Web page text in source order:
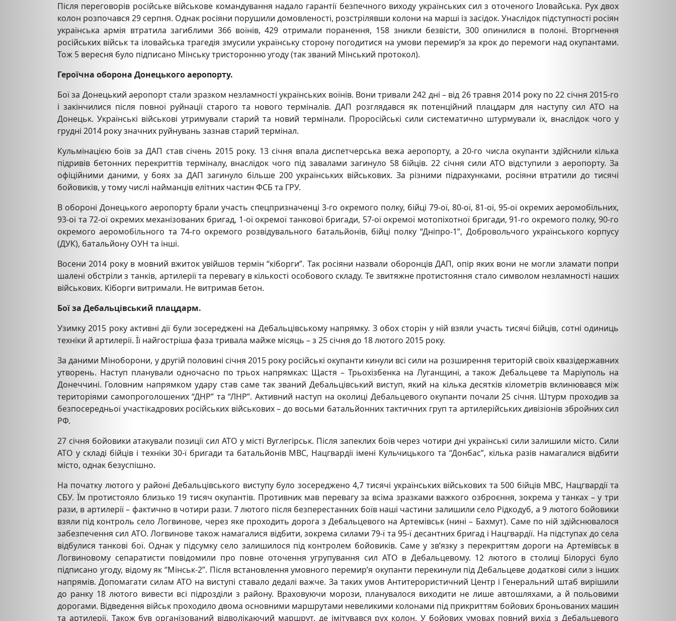
Після переговорів російське військове командування надало гарантії безпечного виходу українських сил з оточеного Іловайська. Рух двох
колон розпочався 29 серпня. Однак росіяни порушили домовленості, розстрілявши колони на марші із засідок. Унаслідок підступності росіян
українська армія втратила загиблими 366 воїнів, 429 отримали поранення, 158 зникли безвісти, 300 опинилися в полоні. Вторгнення
російських військ та іловайська трагедія змусили українську сторону погодитися на умови перемир’я за крок до перемоги над окупантами.
Тож 5 вересня було підписано Мінську тристоронню угоду (так званий Мінський протокол).
Героїчна оборона Донецького аеропорту.
Бої за Донецький аеропорт стали зразком незламності українських воїнів. Вони тривали 242 дні – від 26 травня 2014 року по 22 січня 2015-го
і закінчилися після повної руйнації старого та нового терміналів. ДАП розглядався як потенційний плацдарм для наступу сил АТО на
Донецьк. Українські військові утримували старий та новий термінали. Проросійські сили систематично штурмували їх, внаслідок чого у
грудні 2014 року значних руйнувань зазнав старий термінал.
Кульмінацією боїв за ДАП став січень 2015 року. 13 січня впала диспетчерська вежа аеропорту, а 20-го числа окупанти здійснили кілька
підривів бетонних перекриттів терміналу, внаслідок чого під завалами загинуло 58 бійців. 22 січня сили АТО відступили з аеропорту. За
офіційними даними, у боях за ДАП загинуло більше 200 українських військових. За різними підрахунками, росіяни втратили до тисячі
бойовиків, у тому числі найманців елітних частин ФСБ та ГРУ.
В обороні Донецького аеропорту брали участь спецпризначенці 3-го окремого полку, бійці 79-ої, 80-ої, 81-ої, 95-ої окремих аеромобільних,
93-ої та 72-ої окремих механізованих бригад, 1-ої окремої танкової бригади, 57-ої окремої мотопіхотної бригади, 91-го окремого полку, 90-го
окремого аеромобільного та 74-го окремого розвідувального батальйонів, бійці полку “Дніпро-1”, Добровольчого українського корпусу
(ДУК), батальйону ОУН та інші.
Восени 2014 року в мовний вжиток увійшов термін “кіборги”. Так росіяни назвали оборонців ДАП, опір яких вони не могли зламати попри
шалені обстріли з танків, артилерії та перевагу в кількості особового складу. Те звитяжне протистояння стало символом незламності наших
військових. Кіборги витримали. Не витримав бетон.
Бої за Дебальцівський плацдарм.
Узимку 2015 року активні дії були зосереджені на Дебальцівському напрямку. З обох сторін у ній взяли участь тисячі бійців, сотні одиниць
техніки й артилерії. Її найгостріша фаза тривала майже місяць – з 25 січня до 18 лютого 2015 року.
За даними Міноборони, у другій половині січня 2015 року російські окупанти кинули всі сили на розширення територій своїх квазідержавних
утворень. Наступ планували одночасно по трьох напрямках: Щастя – Трьохізбенка на Луганщині, а також Дебальцеве та Маріуполь на
Донеччині. Головним напрямком удару став саме так званий Дебальцівський виступ, який на кілька десятків кілометрів вклинювався між
територіями самопроголошених “ДНР” та “ЛНР”. Активний наступ на околиці Дебальцевого окупанти почали 25 січня. Штурм проходив за
безпосередньої участікадрових російських військових – до восьми батальйонних тактичних груп та артилерійських дивізіонів збройних сил
РФ.
27 січня бойовики атакували позиції сил АТО у місті Вуглегірськ. Після запеклих боїв через чотири дні українські сили залишили місто. Сили
АТО у складі бійців і техніки 30-ї бригади та батальйонів МВС, Нацгвардії імені Кульчицького та “Донбас”, кілька разів намагалися відбити
місто, однак безуспішно.
На початку лютого у районі Дебальцівського виступу було зосереджено 4,7 тисячі українських військових та 500 бійців МВС, Нацгвардії та
СБУ. Їм протистояло близько 19 тисяч окупантів. Противник мав перевагу за всіма зразками важкого озброєння, зокрема у танках – у три
рази, в артилерії – фактично в чотири рази. 7 лютого після безперестанних боїв наші частини залишили село Рідкодуб, а 9 лютого бойовики
взяли під контроль село Логвинове, через яке проходить дорога з Дебальцевого на Артемівськ (нині – Бахмут). Саме по ній здійснювалося
забезпечення сил АТО. Логвинове також намагалися відбити, зокрема силами 79-ї та 95-ї десантних бригад і Нацгвардії. На підступах до села
відбулися танкові бої. Однаку підсумку село залишилося під контролем бойовиків. Саме у зв’язку з перекриттям дороги на Артемівськ в
Логвиновому сепаратисти повідомили про повне оточення угрупування сил АТО в Дебальцевому. 12 лютого в столиці Білорусі було
підписано угоду, відому як “Мінськ-2”. Після встановлення умовного перемир’я окупанти перекинули під Дебальцеве додаткові сили з інших
напрямів. Допомагати силам АТО на виступі ставало дедалі важче. За таких умов Антитерористичний Центр і Генеральний штаб вирішили
до ранку 18 лютого вивести всі підрозділи з району. Враховуючи морози, планувалося виходити не лише автошляхами, а й польовими
дорогами. Відведення військ проходило двома основними маршрутами невеликими колонами під прикриттям бойових броньованих машин
та артилерії. Також був організований відволікаючий маршрут, де імітувався рух колон. У бойових умовах повний вихід з Дебальцевого